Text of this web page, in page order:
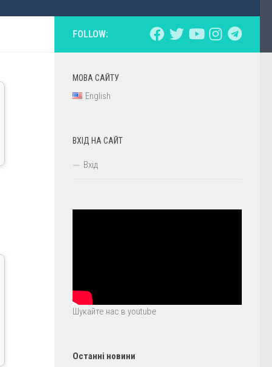
FOLLOW:
МОВА САЙТУ
English
ВХІД НА САЙТ
Вхід
Шукайте нас в youtube
Останні новини